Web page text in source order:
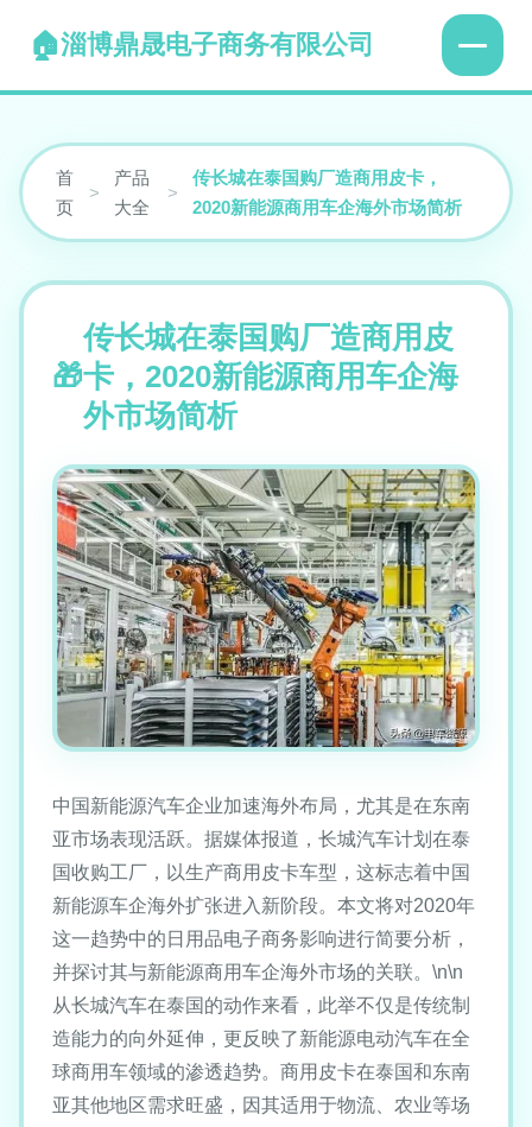
淄博鼎晟电子商务有限公司
首
页
>
产品
大全
>
传长城在泰国购厂造商用皮卡，
2020新能源商用车企海外市场简析
传长城在泰国购厂造商用皮
卡，2020新能源商用车企海
外市场简析
中国新能源汽车企业加速海外布局，尤其是在东南
亚市场表现活跃。据媒体报道，长城汽车计划在泰
国收购工厂，以生产商用皮卡车型，这标志着中国
新能源车企海外扩张进入新阶段。本文将对2020年
这一趋势中的日用品电子商务影响进行简要分析，
并探讨其与新能源商用车企海外市场的关联。\n\n
从长城汽车在泰国的动作来看，此举不仅是传统制
造能力的向外延伸，更反映了新能源电动汽车在全
球商用车领域的渗透趋势。商用皮卡在泰国和东南
亚其他地区需求旺盛，因其适用于物流、农业等场